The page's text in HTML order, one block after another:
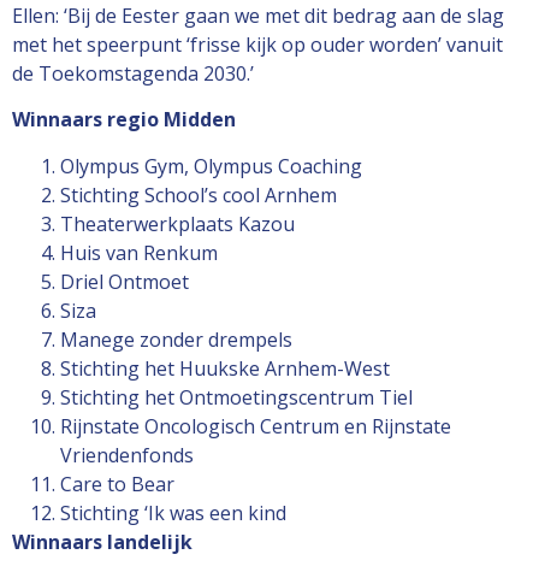
Ellen: ‘Bij de Eester gaan we met dit bedrag aan de slag
met het speerpunt ‘frisse kijk op ouder worden’ vanuit
de Toekomstagenda 2030.’
Winnaars regio Midden
Olympus Gym, Olympus Coaching
Stichting School’s cool Arnhem
Theaterwerkplaats Kazou
Huis van Renkum
Driel Ontmoet
Siza
Manege zonder drempels
Stichting het Huukske Arnhem-West
Stichting het Ontmoetingscentrum Tiel
Rijnstate Oncologisch Centrum en Rijnstate
Vriendenfonds
Care to Bear
Stichting ‘Ik was een kind
Winnaars landelijk